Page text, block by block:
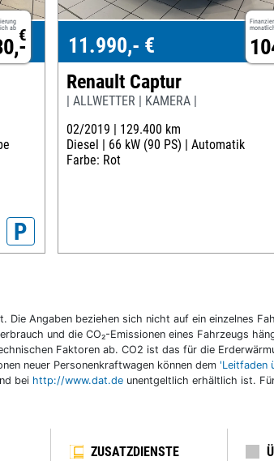
ab €
P
11.990,- €
Renault Captur
| ALLWETTER | KAMERA |
02/2019 | 129.400 km
Diesel | 66 kW (90 PS) | Automatik
Farbe: Rot
Angaben beziehen sich nicht auf ein einzelnes
und die CO₂-Emissionen eines Fahrzeugs
Faktoren ab. CO2 ist das für die
neuer Personenkraftwagen können dem 'Leitfaden
bei http://www.dat.deunentgeltlich erhältlich ist.
ZUSATZDIENSTE